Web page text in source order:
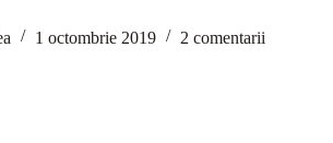
1 octombrie 2019 2 comentarii